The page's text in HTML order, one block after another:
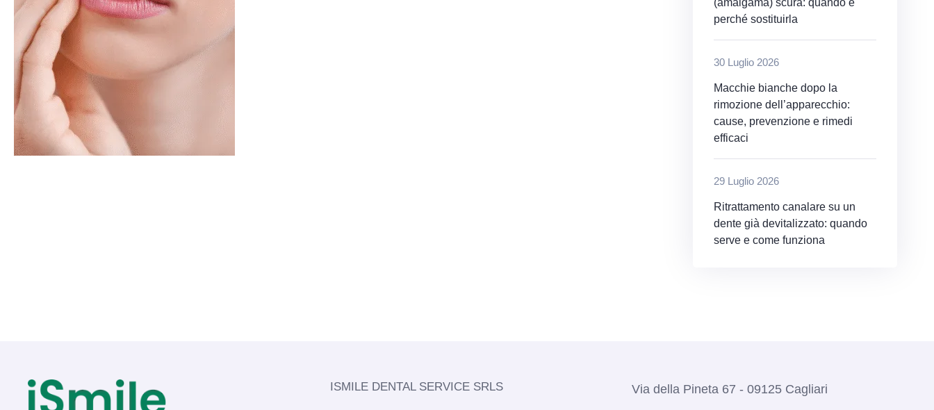
(amalgama) scura: quando e
perché sostituirla
30 Luglio 2026
Macchie bianche dopo la
rimozione dell’apparecchio:
cause, prevenzione e rimedi
efficaci
29 Luglio 2026
Ritrattamento canalare su un
dente già devitalizzato: quando
serve e come funziona
ISMILE DENTAL SERVICE SRLS​ Via della Pineta 67 - 09125 Cagliari